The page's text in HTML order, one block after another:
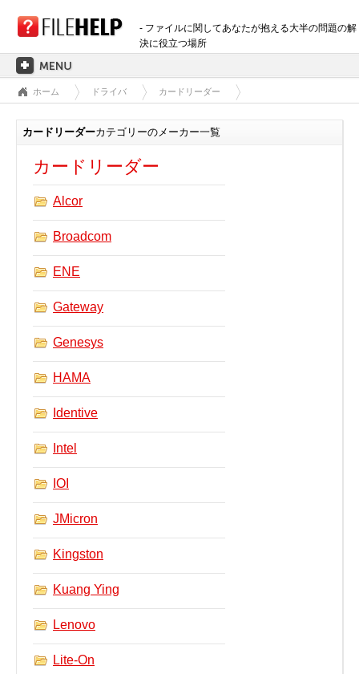
- ファイルに関してあなたが抱える大半の問題の解
決に役立つ場所
ホーム
拡張子のカテゴリー
3D画像ファイル
音声ファイル
圧縮ファイル
開発用ファイル
ディスクイメージファイル
暗号化されたファイル
実行ファイル
フォントファイル
ゲームファイル
その他のファイル
設定ファイル
表計算ファイル
システムファイル
テキストファイル
ベクトル画像ファイル
動画ファイル
ホーム ドライバ カードリーダー
カードリーダーカテゴリーのメーカー一覧
カードリーダー
Alcor
Broadcom
ENE
Gateway
Genesys
HAMA
Identive
Intel
IOI
JMicron
Kingston
Kuang Ying
Lenovo
Lite-On